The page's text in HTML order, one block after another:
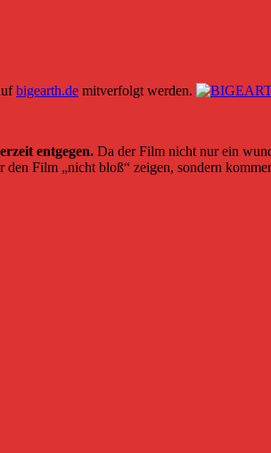
bigearth.de mitverfolgt werden.
entgegen. Da der Film nicht nur ein
Film „nicht bloß“ zeigen, sondern